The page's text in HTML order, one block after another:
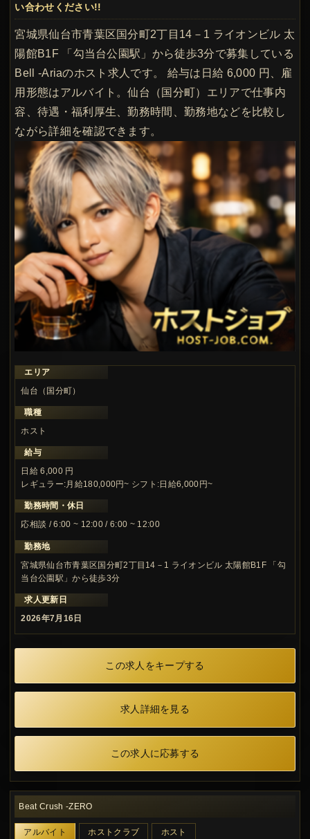
い合わせください!!
宮城県仙台市青葉区国分町2丁目14－1 ライオンビル 太
陽館B1F 「勾当台公園駅」から徒歩3分で募集している
Bell -Ariaのホスト求人です。 給与は日給 6,000 円、雇
用形態はアルバイト。仙台（国分町）エリアで仕事内
容、待遇・福利厚生、勤務時間、勤務地などを比較し
ながら詳細を確認できます。
エリア
仙台（国分町）
職種
ホスト
給与
日給 6,000 円
レギュラー:月給180,000円~ シフト:日給6,000円~
勤務時間・休日
応相談 / 6:00 ~ 12:00 / 6:00 ~ 12:00
勤務地
宮城県仙台市青葉区国分町2丁目14－1 ライオンビル 太陽館B1F 「勾
当台公園駅」から徒歩3分
求人更新日
2026年7月16日
この求人をキープする
求人詳細を見る
この求人に応募する
Beat Crush -ZERO
アルバイト ホストクラブ ホスト